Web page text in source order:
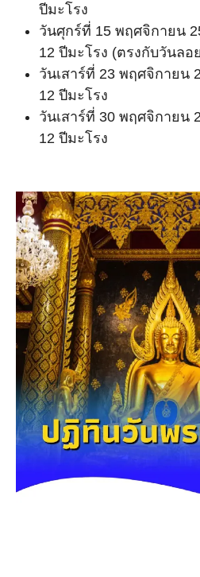
ปีมะโรง
วันศุกร์ที่ 15 พฤศจิกายน
12 ปีมะโรง (ตรงกับวันล
วันเสาร์ที่ 23 พฤศจิกายน
12 ปีมะโรง
วันเสาร์ที่ 30 พฤศจิกายน
12 ปีมะโรง